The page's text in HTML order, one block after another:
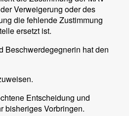
Verweigerung oder des
die fehlende Zustimmung
ersetzt ist.
Beschwerdegegnerin hat den
Entscheidung und
bisheriges Vorbringen.